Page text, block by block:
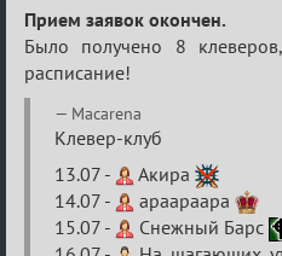
Re:
Конкурс
клеверов
2026
Прием заявок окончен.
Было получено 8
расписание!
Macarena
Клевер-клуб
13.07 -
Акира
14.07 -
apaapaapa
15.07 -
Снежный Барс